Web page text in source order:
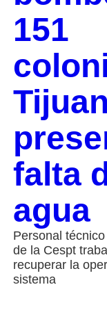
151
falta
agua
Personal
de la Cespt
recuperar la
sistema